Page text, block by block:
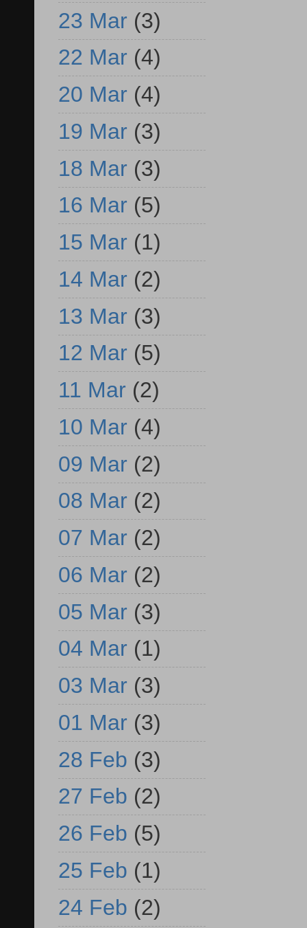
23 Mar (3)
22 Mar (4)
20 Mar (4)
19 Mar (3)
18 Mar (3)
16 Mar (5)
15 Mar (1)
14 Mar (2)
13 Mar (3)
12 Mar (5)
11 Mar (2)
10 Mar (4)
09 Mar (2)
08 Mar (2)
07 Mar (2)
06 Mar (2)
05 Mar (3)
04 Mar (1)
03 Mar (3)
01 Mar (3)
28 Feb (3)
27 Feb (2)
26 Feb (5)
25 Feb (1)
24 Feb (2)